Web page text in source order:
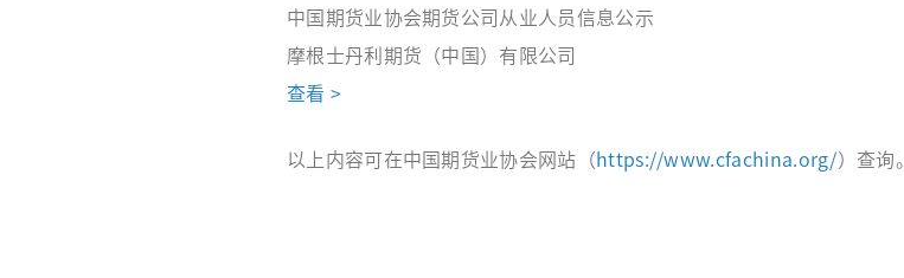
中国期货业协会期货公司从业人员信息公示
摩根士丹利期货（中国）有限公司
查看 >
以上内容可在中国期货业协会网站（https://www.cfachina.org/）查询。